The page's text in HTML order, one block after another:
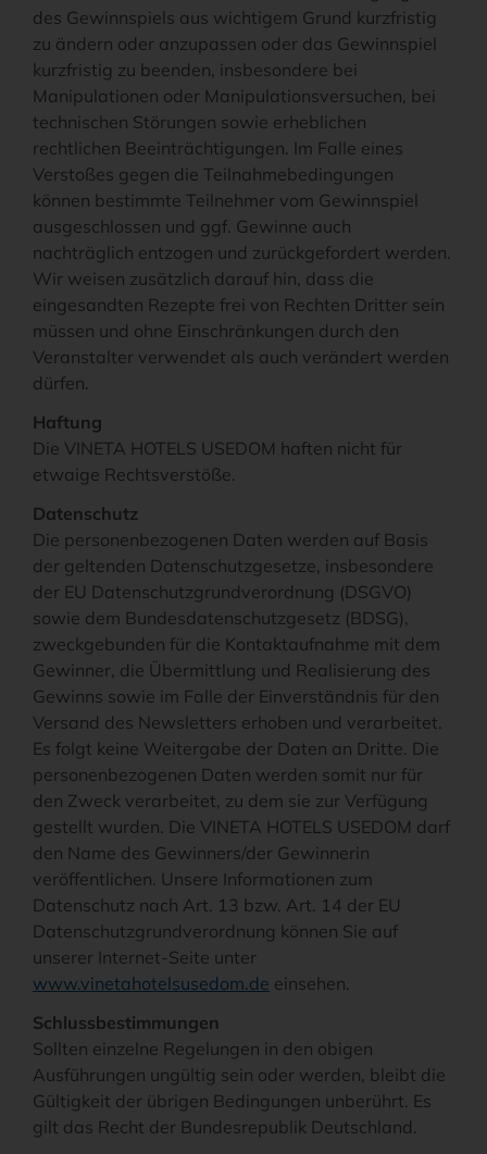
des Gewinnspiels aus wichtigem Grund kurzfristig
zu ändern oder anzupassen oder das Gewinnspiel
kurzfristig zu beenden, insbesondere bei
Manipulationen oder Manipulationsversuchen, bei
technischen Störungen sowie erheblichen
rechtlichen Beeinträchtigungen. Im Falle eines
Verstoßes gegen die Teilnahmebedingungen
können bestimmte Teilnehmer vom Gewinnspiel
ausgeschlossen und ggf. Gewinne auch
nachträglich entzogen und zurückgefordert werden.
Wir weisen zusätzlich darauf hin, dass die
eingesandten Rezepte frei von Rechten Dritter sein
müssen und ohne Einschränkungen durch den
Veranstalter verwendet als auch verändert werden
dürfen.
Haftung
Die VINETA HOTELS USEDOM haften nicht für
etwaige Rechtsverstöße.
Datenschutz
Die personenbezogenen Daten werden auf Basis
der geltenden Datenschutzgesetze, insbesondere
der EU Datenschutzgrundverordnung (DSGVO)
sowie dem Bundesdatenschutzgesetz (BDSG),
zweckgebunden für die Kontaktaufnahme mit dem
Gewinner, die Übermittlung und Realisierung des
Gewinns sowie im Falle der Einverständnis für den
Versand des Newsletters erhoben und verarbeitet.
Es folgt keine Weitergabe der Daten an Dritte. Die
personenbezogenen Daten werden somit nur für
den Zweck verarbeitet, zu dem sie zur Verfügung
gestellt wurden. Die VINETA HOTELS USEDOM darf
den Name des Gewinners/der Gewinnerin
veröffentlichen. Unsere Informationen zum
Datenschutz nach Art. 13 bzw. Art. 14 der EU
Datenschutzgrundverordnung können Sie auf
unserer Internet-Seite unter
www.vinetahotelsusedom.de einsehen.
Schlussbestimmungen
Sollten einzelne Regelungen in den obigen
Ausführungen ungültig sein oder werden, bleibt die
Gültigkeit der übrigen Bedingungen unberührt. Es
gilt das Recht der Bundesrepublik Deutschland.